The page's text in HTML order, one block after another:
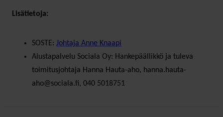
Lisätietoja:
SOSTE: Johtaja Anne Knaapi
Alustapalvelu Sociala Oy: Hankepäällikkö ja tuleva
toimitusjohtaja Hanna Hauta-aho, hanna.hauta-
aho@sociala.fi, 040 5018751